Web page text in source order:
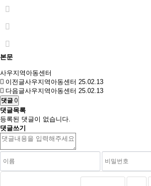
본문
사우지역아동센터
이전글사우지역아동센터 25.02.13
다음글사우지역아동센터 25.02.13
댓글 0
댓글목록
등록된 댓글이 없습니다.
댓글쓰기